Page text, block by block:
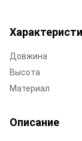
Довжина
Высота
Материал
Описание